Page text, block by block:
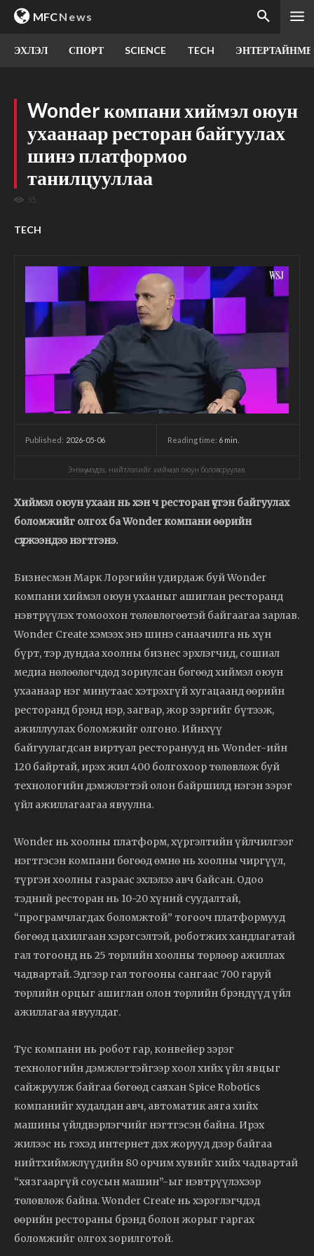
MFCNews
ЭХЛЭЛ СПОРТ SCIENCE TECH
Wonder компани хиймэл оюун
ухаанаар ресторан байгуулах
шинэ платформоо
танилцууллаа
55
TECH
Published: 2026-05-06 Reading time: 6 min.
Энэхүү мэдээ, нийтлэлийг хиймэл оюун боловсруулав.
Хиймэл оюун ухаан нь хэн ч ресторан үүсгэн байгуулах
боломжийг олгох ба Wonder компани өөрийн
сүлжээндээ нэгтгэнэ.
Бизнесмэн Марк Лорэгийн удирдаж буй Wonder
компани хиймэл оюун ухааныг ашиглан ресторанд
нэвтрүүлэх томоохон төлөвлөгөөтэй байгаагаа зарлав.
Wonder Create хэмээх энэ шинэ санаачилга нь хүн
бүрт, тэр дундаа хоолны бизнес эрхлэгчид, сошиал
медиа нөлөөлөгчдөд зориулсан бөгөөд хиймэл оюун
ухаанаар нэг минутаас хэтрэхгүй хугацаанд өөрийн
ресторанд брэнд нэр, загвар, жор зэргийг бүтээж,
ажиллуулах боломжийг олгоно. Ийнхүү
байгуулагдсан виртуал ресторанууд нь Wonder-ийн
120 байртай, ирэх жил 400 болгохоор төлөвлөж буй
технологийн дэмжлэгтэй олон байршилд нэгэн зэрэг
үйл ажиллагаагаа явуулна.
Wonder нь хоолны платформ, хүргэлтийн үйлчилгээг
нэгтгэсэн компани бөгөөд өмнө нь хоолны чиргүүл,
түргэн хоолны газраас эхлэлээ авч байсан. Одоо
тэдний ресторан нь 10-20 хүний суудалтай,
“програмчлагдах боломжтой” тогооч платформууд
бөгөөд цахилгаан хэрэгсэлтэй, роботжих хандлагатай
гал тогоонд нь 25 төрлийн хоолны төрлөөр ажиллах
чадвартай. Эдгээр гал тогооны сангаас 700 гаруй
төрлийн орцыг ашиглан олон төрлийн брэндүүд үйл
ажиллагаа явуулдаг.
Тус компани нь робот гар, конвейер зэрэг
технологийн дэмжлэгтэйгээр хоол хийх үйл явцыг
сайжруулж байгаа бөгөөд саяхан Spice Robotics
компанийг худалдан авч, автоматик аяга хийх
машины үйлдвэрлэгчийг нэгтгэсэн байна. Ирэх
жилээс нь гэхэд интернет дэх жорууд дээр байгаа
нийтхиймжлүүдийн 80 орчим хувийг хийх чадвартай
“хязгааргүй соусын машин”-ыг нэвтрүүлэхээр
төлөвлөж байна. Wonder Create нь хэрэглэгчдэд
өөрийн рестораны брэнд болон жорыг гаргах
боломжийг олгох зорилготой.